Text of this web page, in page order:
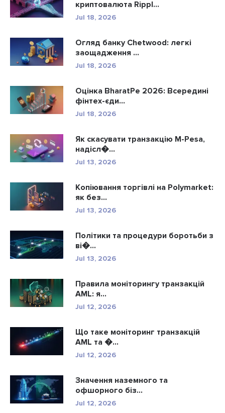
криптовалюта Rippl...
Jul 18, 2026
Огляд банку Chetwood: легкі
заощадження ...
Jul 18, 2026
Оцінка BharatPe 2026: Всередині
фінтех-єди...
Jul 18, 2026
Як скасувати транзакцію M-Pesa,
надісл�...
Jul 13, 2026
Копіювання торгівлі на Polymarket:
як без...
Jul 13, 2026
Політики та процедури боротьби з
ві�...
Jul 13, 2026
Правила моніторингу транзакцій
AML: я...
Jul 12, 2026
Що таке моніторинг транзакцій
AML та �...
Jul 12, 2026
Значення наземного та
офшорного біз...
Jul 12, 2026